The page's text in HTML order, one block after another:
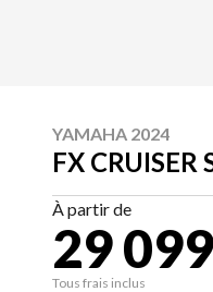
YAMAHA 2024
FX CRUISER
À partir de
29
Tous frais inclus